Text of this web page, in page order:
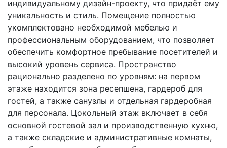
индивидуальному дизайн-проекту, что придаёт ему
уникальность и стиль. Помещение полностью
укомплектовано необходимой мебелью и
профессиональным оборудованием, что позволяет
обеспечить комфортное пребывание посетителей и
высокий уровень сервиса. Пространство
рационально разделено по уровням: на первом
этаже находится зона ресепшена, гардероб для
гостей, а также санузлы и отдельная гардеробная
для персонала. Цокольный этаж включает в себя
основной гостевой зал и производственную кухню,
а также складские и административные комнаты,